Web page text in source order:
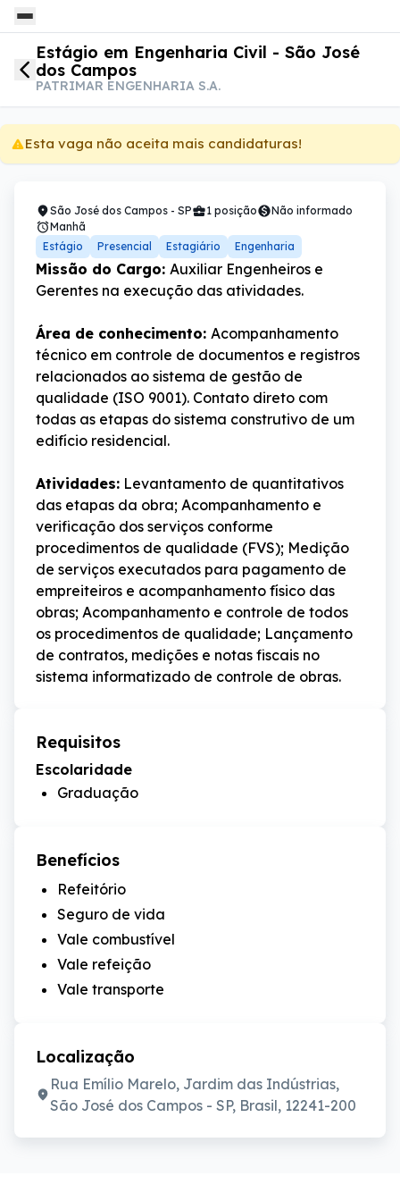
Estágio em Engenharia Civil - São José
dos Campos
PATRIMAR ENGENHARIA S.A.
Esta vaga não aceita mais candidaturas!
São José dos Campos - SP 1 posição
Não informado
Manhã
Estágio
Presencial Estagiário Engenharia
Missão do Cargo: Auxiliar Engenheiros e
Gerentes na execução das atividades.
Área de conhecimento: Acompanhamento
técnico em controle de documentos e registros
relacionados ao sistema de gestão de
qualidade (ISO 9001). Contato direto com
todas as etapas do sistema construtivo de um
edifício residencial.
Atividades: Levantamento de quantitativos
das etapas da obra; Acompanhamento e
verificação dos serviços conforme
procedimentos de qualidade (FVS); Medição
de serviços executados para pagamento de
empreiteiros e acompanhamento físico das
obras; Acompanhamento e controle de todos
os procedimentos de qualidade; Lançamento
de contratos, medições e notas fiscais no
sistema informatizado de controle de obras.
Requisitos
Escolaridade
Graduação
Benefícios
Refeitório
Seguro de vida
Vale combustível
Vale refeição
Vale transporte
Localização
Rua Emílio Marelo, Jardim das Indústrias,
São José dos Campos - SP, Brasil, 12241-200